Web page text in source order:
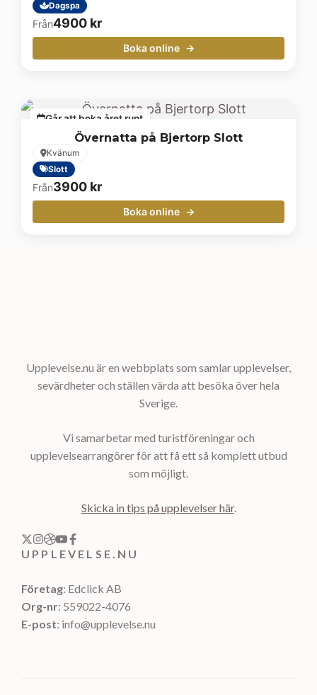
Dagspa
Från4900 kr
Boka online
Går att boka året runt
Övernatta på Bjertorp Slott
Kvänum
Slott
Från3900 kr
Boka online
Upplevelse.nu är en webbplats som samlar upplevelser,
sevärdheter och ställen värda att besöka över hela
Sverige.
Vi samarbetar med turistföreningar och
upplevelsearrangörer för att få ett så komplett utbud
som möjligt.
Skicka in tips på upplevelser här.
UPPLEVELSE.NU
Företag: Edclick AB
Org-nr: 559022-4076
E-post: info@upplevelse.nu